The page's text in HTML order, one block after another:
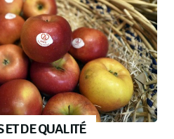
ET DE QUALITÉ